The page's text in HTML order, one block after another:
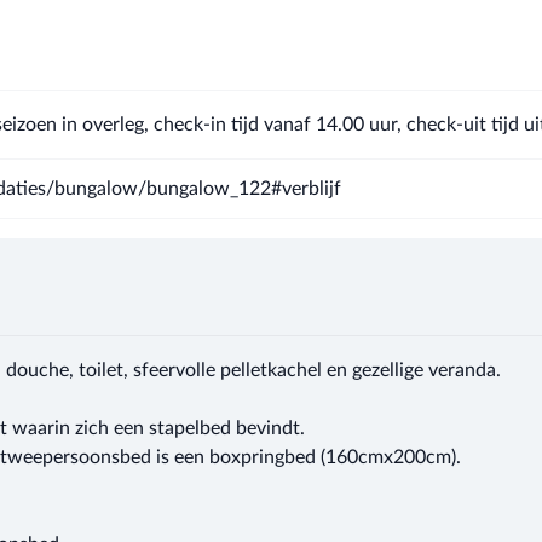
in overleg, check-in tijd vanaf 14.00 uur, check-uit tijd
bungalow/bungalow_122#verblijf
toilet, sfeervolle pelletkachel en gezellige veranda.
waarin zich een stapelbed bevindt.
is een boxpringbed (160cmx200cm).